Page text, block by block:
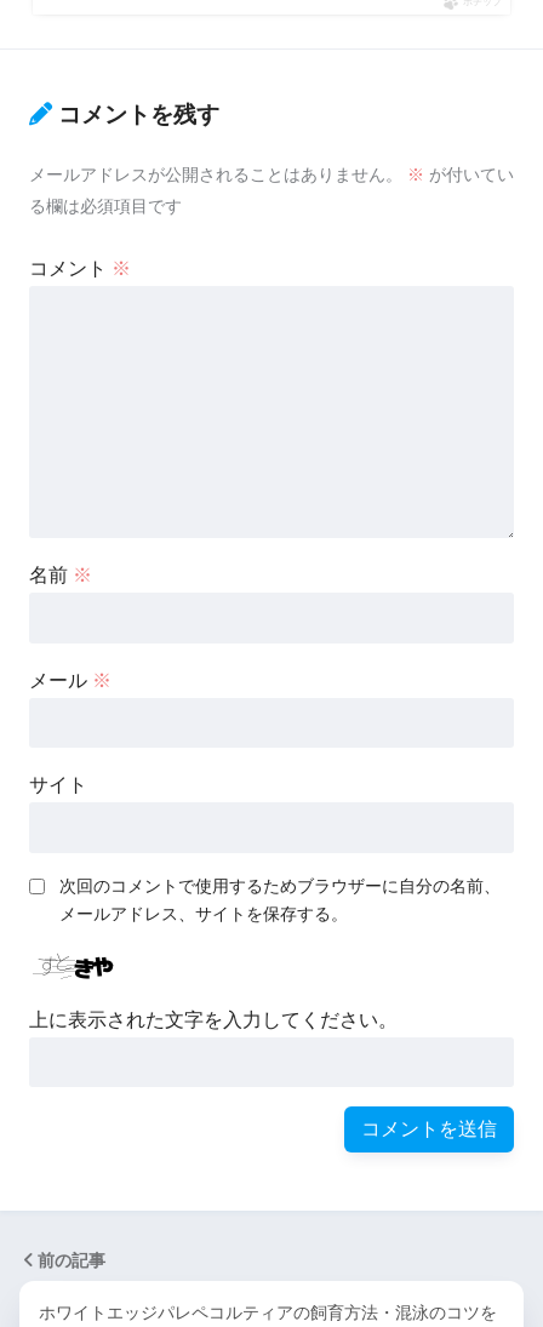
コメントを残す
メールアドレスが公開されることはありません。 ※ が付いてい
る欄は必須項目です
コメント ※
名前 ※
メール ※
サイト
次回のコメントで使用するためブラウザーに自分の名前、
メールアドレス、サイトを保存する。
上に表示された文字を入力してください。
前の記事
ホワイトエッジパレペコルティアの飼育方法・混泳のコツを